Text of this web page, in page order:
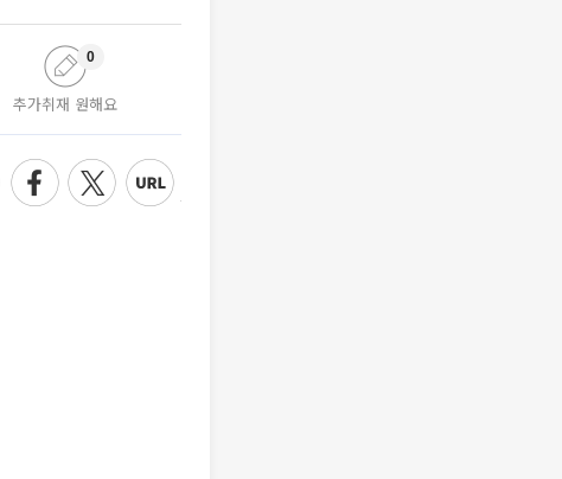
추가취재 원해요
0